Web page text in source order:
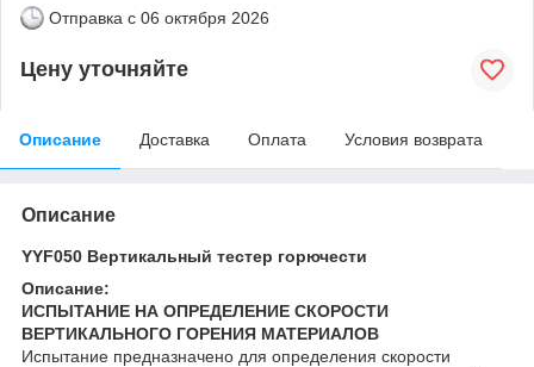
Отправка с 06 октября 2026
Цену уточняйте
Описание Доставка Оплата Условия возврата
Описание
YYF050 Вертикальный тестер горючести
Описание:
ИСПЫТАНИЕ НА ОПРЕДЕЛЕНИЕ СКОРОСТИ
ВЕРТИКАЛЬНОГО ГОРЕНИЯ МАТЕРИАЛОВ
Испытание предназначено для определения скорости